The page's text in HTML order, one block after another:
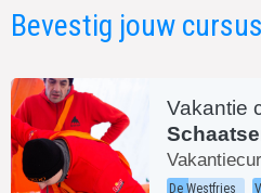
Bevestig jouw
Vakantie
De Westfries